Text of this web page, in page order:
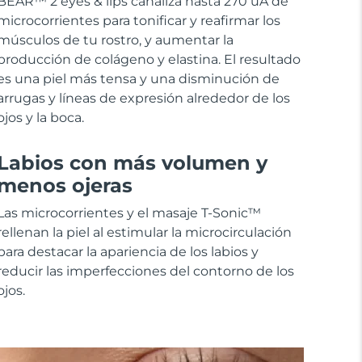
para tonificar y reafirmar los
de tu rostro, y aumentar la
de colágeno y elastina. El resultado
una piel más tensa y una disminución de
y líneas de expresión alrededor de los
y la boca.
con más volumen y
ojeras
microcorrientes y el masaje T-Sonic™
la piel al estimular la microcirculación
destacar la apariencia de los labios y
las imperfecciones del contorno de los